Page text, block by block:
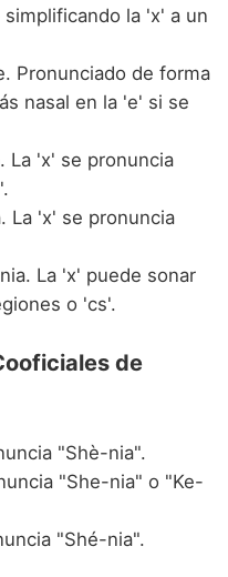
la 'x' a un
Pronunciado de forma
nasal en la 'e' si se
La 'x' se pronuncia
La 'x' se pronuncia
La 'x' puede sonar
o 'cs'.
de
"Shè-nia".
"She-nia" o "Ke-
"Shé-nia".